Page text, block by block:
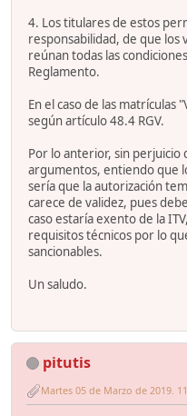
4. Los titulares de estos
responsabilidad, de que los
reúnan todas las
Reglamento.
En el caso de las matrículas
según artículo 48.4 RGV.
Por lo anterior, sin
argumentos, entiendo que
sería que la autorización
carece de validez, pues
caso estaría exento de la
requisitos técnicos por lo
sancionables.
Un saludo.
pitutis
Martes 05 de Marzo de 2019.